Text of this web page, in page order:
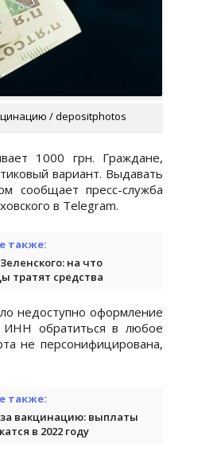
/ depositphotos
1000 грн. Граждане,
вариант. Выдавать
сообщает пресс-служба
в Telegram.
также:
на что
тратят средства
недоступно оформление
ИНН обратиться в любое
не персонифицирована,
также:
вакцинацию: выплаты
в 2022 году